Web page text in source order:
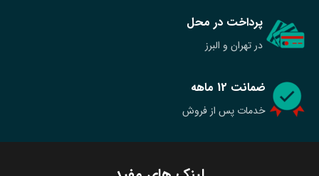
ضمانت 12 ماهه
خدمات پس از فروش
پرداخت در محل
در تهران و البرز